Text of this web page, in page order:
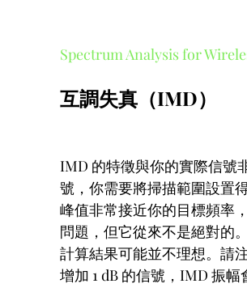
Spectrum Analysis for
互調失真（IMD）
IMD 的特徵與你的實際信號
號，你需要將掃描範圍設置
峰值非常接近你的目標頻率
問題，但它從來不是絕對的
計算結果可能並不理想。請
增加 1 dB 的信號，IMD 振幅